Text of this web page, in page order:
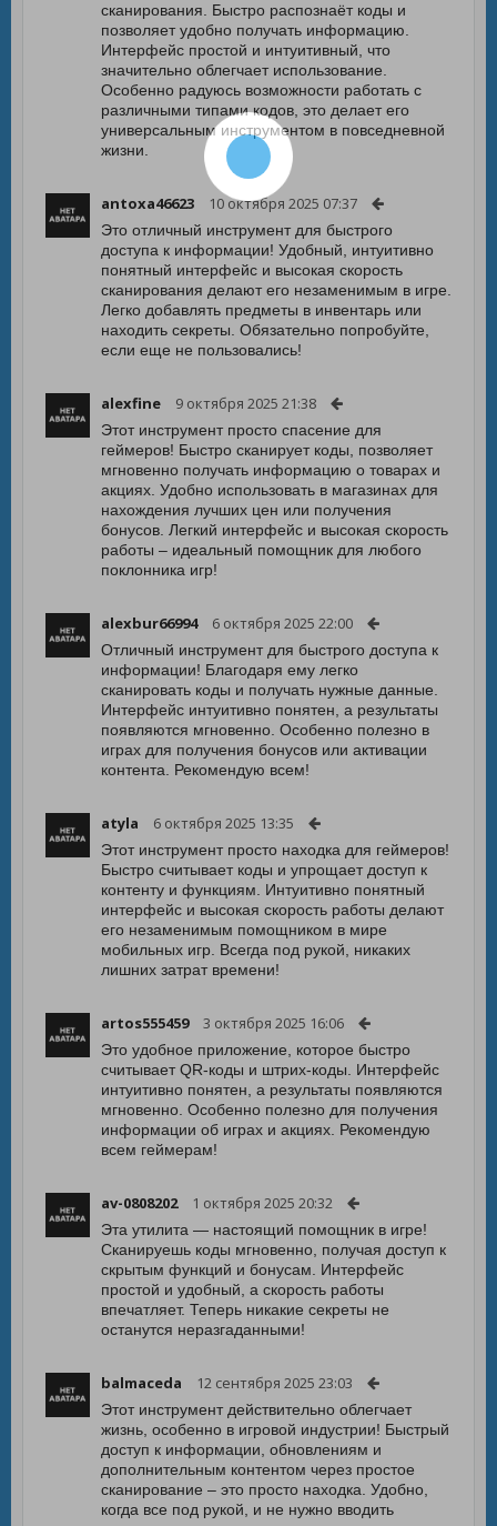
сканирования. Быстро распознаёт коды и
позволяет удобно получать информацию.
Интерфейс простой и интуитивный, что
значительно облегчает использование.
Особенно радуюсь возможности работать с
различными типами кодов, это делает его
универсальным инструментом в повседневной
жизни.
antoxa46623 10 октября 2025 07:37
Это отличный инструмент для быстрого
доступа к информации! Удобный, интуитивно
понятный интерфейс и высокая скорость
сканирования делают его незаменимым в игре.
Легко добавлять предметы в инвентарь или
находить секреты. Обязательно попробуйте,
если еще не пользовались!
alexfine 9 октября 2025 21:38
Этот инструмент просто спасение для
геймеров! Быстро сканирует коды, позволяет
мгновенно получать информацию о товарах и
акциях. Удобно использовать в магазинах для
нахождения лучших цен или получения
бонусов. Легкий интерфейс и высокая скорость
работы – идеальный помощник для любого
поклонника игр!
alexbur66994 6 октября 2025 22:00
Отличный инструмент для быстрого доступа к
информации! Благодаря ему легко
сканировать коды и получать нужные данные.
Интерфейс интуитивно понятен, а результаты
появляются мгновенно. Особенно полезно в
играх для получения бонусов или активации
контента. Рекомендую всем!
atyla 6 октября 2025 13:35
Этот инструмент просто находка для геймеров!
Быстро считывает коды и упрощает доступ к
контенту и функциям. Интуитивно понятный
интерфейс и высокая скорость работы делают
его незаменимым помощником в мире
мобильных игр. Всегда под рукой, никаких
лишних затрат времени!
artos555459 3 октября 2025 16:06
Это удобное приложение, которое быстро
считывает QR-коды и штрих-коды. Интерфейс
интуитивно понятен, а результаты появляются
мгновенно. Особенно полезно для получения
информации об играх и акциях. Рекомендую
всем геймерам!
av-0808202 1 октября 2025 20:32
Эта утилита — настоящий помощник в игре!
Сканируешь коды мгновенно, получая доступ к
скрытым функций и бонусам. Интерфейс
простой и удобный, а скорость работы
впечатляет. Теперь никакие секреты не
останутся неразгаданными!
balmaceda 12 сентября 2025 23:03
Этот инструмент действительно облегчает
жизнь, особенно в игровой индустрии! Быстрый
доступ к информации, обновлениям и
дополнительным контентом через простое
сканирование – это просто находка. Удобно,
когда все под рукой, и не нужно вводить